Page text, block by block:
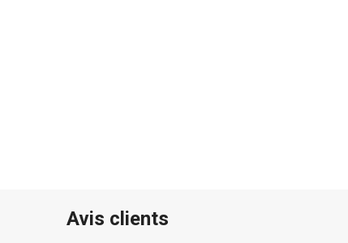
Avis clients